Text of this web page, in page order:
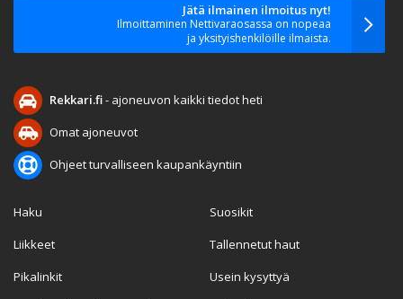
Jätä ilmainen ilmoitus nyt!
Ilmoittaminen Nettivaraosassa on nopeaa
ja yksityishenkilöille ilmaista.
Rekkari.fi- ajoneuvon kaikki tiedot heti
Omat ajoneuvot
Ohjeet turvalliseen kaupankäyntiin
Haku
Liikkeet
Pikalinkit
Suosikit
Tallennetut haut
Usein kysyttyä